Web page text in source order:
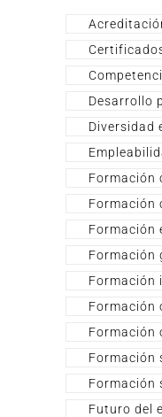
Desarrollo
Diversidad
Formación
Formación
Formación
Formación
Formación
Formación
Formación
Formación
Formación
Futuro del